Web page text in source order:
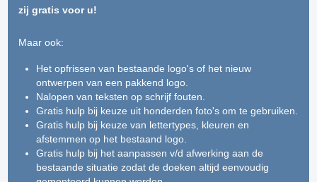
zij gratis voor u!
Maar ook:
Het opfrissen van bestaande logo's of het nieuw
ontwerpen van een pakkend logo.
Nalopen van teksten op schrijf fouten.
Gratis hulp bij keuze uit honderden foto's om te gebruiken.
Gratis hulp bij keuze van lettertypes, kleuren en
afstemmen op het bestaand logo.
Gratis hulp bij het aanpassen v/d afwerking aan de
bestaande situatie zodat de doeken altijd eenvoudig